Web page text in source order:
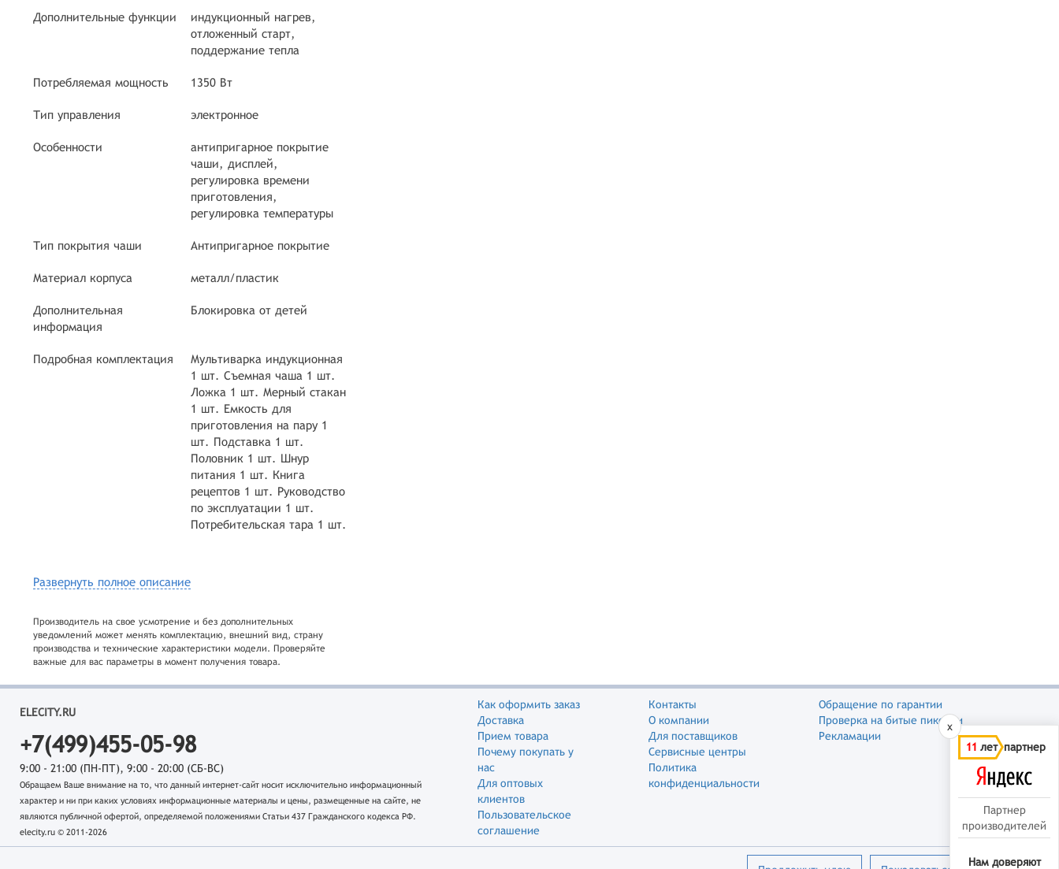
Дополнительные функции
индукционный нагрев,
отложенный старт,
поддержание тепла
Потребляемая мощность 1350 Вт
Тип управления электронное
Особенности
антипригарное покрытие
чаши, дисплей,
регулировка времени
приготовления,
регулировка температуры
Тип покрытия чаши Антипригарное покрытие
Материал корпуса металл/пластик
Дополнительная
информация
Блокировка от детей
Подробная комплектация
Мультиварка индукционная
1 шт. Съемная чаша 1 шт.
Ложка 1 шт. Мерный стакан
1 шт. Емкость для
приготовления на пару 1
шт. Подставка 1 шт.
Половник 1 шт. Шнур
питания 1 шт. Книга
рецептов 1 шт. Руководство
по эксплуатации 1 шт.
Потребительская тара 1 шт.
Развернуть полное описание
Производитель на свое усмотрение и без дополнительных
уведомлений может менять комплектацию, внешний вид, страну
производства и технические характеристики модели. Проверяйте
важные для вас параметры в момент получения товара.
ELECITY.RU
+7(499)455-05-98
9:00 - 21:00 (ПН-ПТ), 9:00 - 20:00 (СБ-ВС)
Обращаем Ваше внимание на то, что данный интернет-сайт носит исключительно информационный
характер и ни при каких условиях информационные материалы и цены, размещенные на сайте, не
являются публичной офертой, определяемой положениями Статьи 437 Гражданского кодекса РФ.
elecity.ru © 2011-2026
Как оформить заказ
Доставка
Прием товара
Почему покупать у
нас
Для оптовых
клиентов
Пользовательское
соглашение
Контакты
О компании
Для поставщиков
Сервисные центры
Политика
конфиденциальности
Обращение по гарантии
Проверка на битые пиксели
Рекламации
x
11 лет партнер
Партнер
производителей
Нам доверяют